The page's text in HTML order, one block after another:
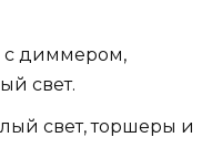
с диммером,
свет.
свет, торшеры и